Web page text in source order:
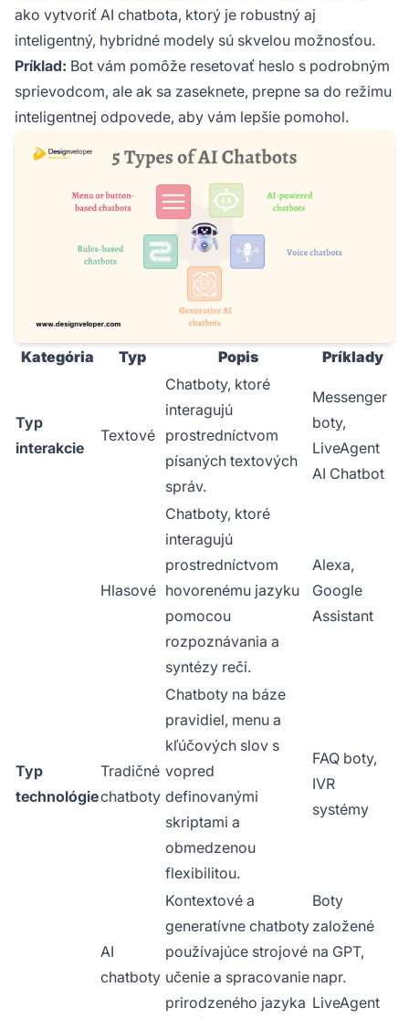
ako vytvoriť AI chatbota, ktorý je robustný aj
inteligentný, hybridné modely sú skvelou možnosťou.
Príklad: Bot vám pomôže resetovať heslo s podrobným
sprievodcom, ale ak sa zaseknete, prepne sa do režimu
inteligentnej odpovede, aby vám lepšie pomohol.
Kategória Typ Popis Príklady
Typ
interakcie
Textové
Chatboty, ktoré
interagujú
prostredníctvom
písaných textových
správ.
Messenger
boty,
LiveAgent
AI Chatbot
Hlasové
Chatboty, ktoré
interagujú
prostredníctvom
hovorenému jazyku
pomocou
rozpoznávania a
syntézy reči.
Alexa,
Google
Assistant
Typ
technológie
Tradičné
chatboty
Chatboty na báze
pravidiel, menu a
kľúčových slov s
vopred
definovanými
skriptami a
obmedzenou
flexibilitou.
FAQ boty,
IVR
systémy
AI
chatboty
Kontextové a
generatívne chatboty
používajúce strojové
učenie a spracovanie
prirodzeného jazyka
Boty
založené
na GPT,
napr.
LiveAgent